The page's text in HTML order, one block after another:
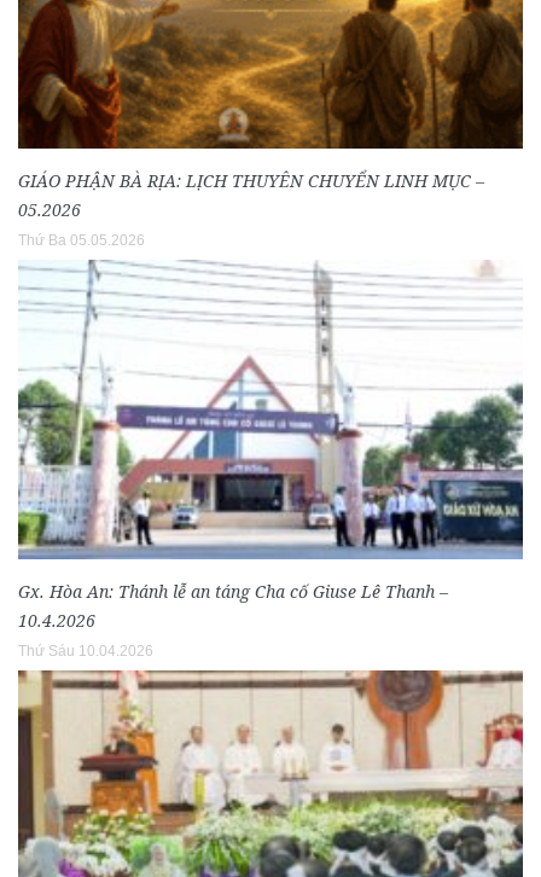
GIÁO PHẬN BÀ RỊA: LỊCH THUYÊN CHUYỂN LINH MỤC –
05.2026
Thứ Ba 05.05.2026
Gx. Hòa An: Thánh lễ an táng Cha cố Giuse Lê Thanh –
10.4.2026
Thứ Sáu 10.04.2026